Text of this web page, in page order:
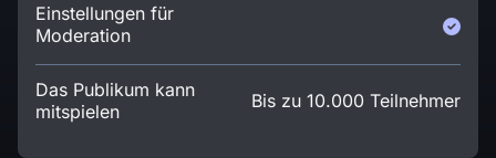
Einstellungen für
Moderation
Das Publikum kann
mitspielen
Bis zu 10.000 Teilnehmer